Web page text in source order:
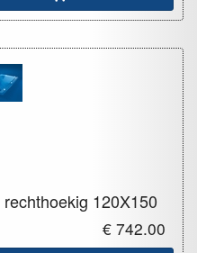
120X150
€ 742.00